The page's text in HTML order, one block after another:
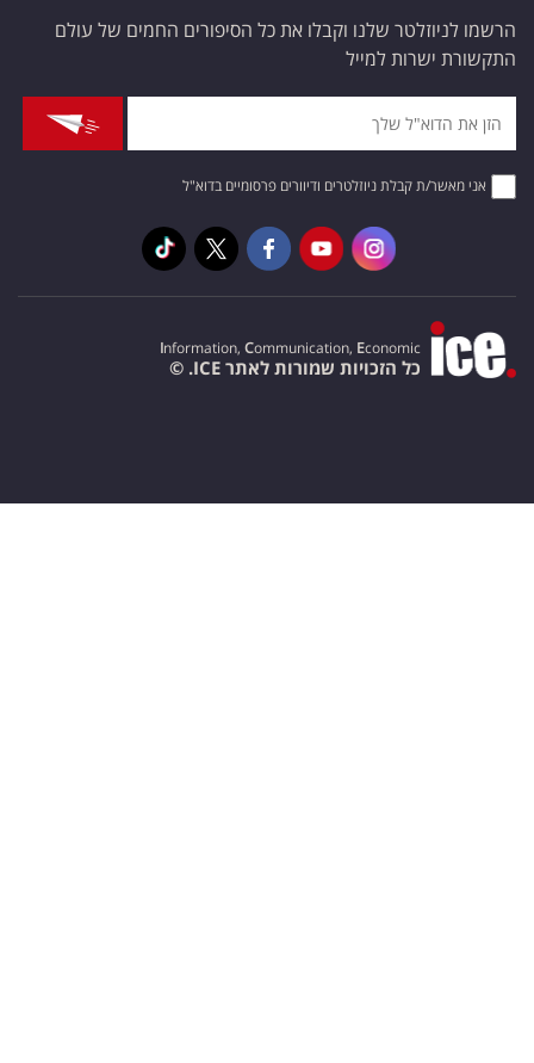
הרשמו לניוזלטר שלנו וקבלו את כל הסיפורים החמים של עולם
התקשורת ישרות למייל
אני מאשר/ת קבלת ניוזלטרים ודיוורים פרסומיים בדוא"ל
Information, Communication, Economic
כל הזכויות שמורות לאתר ICE. ©